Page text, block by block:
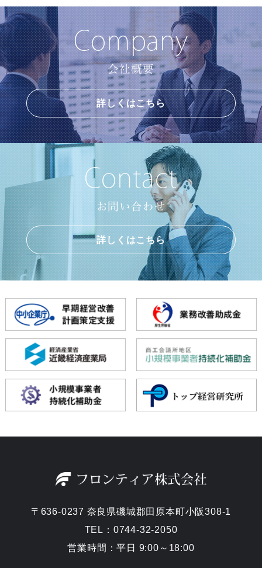
Company
会社概要
詳しくはこちら
Contact
お問い合わせ
詳しくはこちら
〒636-0237 奈良県磯城郡田原本町小阪308-1
TEL：0744-32-2050
営業時間：平日 9:00～18:00